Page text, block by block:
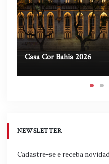
Casa Cor Bahia 2026
NEWSLETTER
Cadastre-se e receba